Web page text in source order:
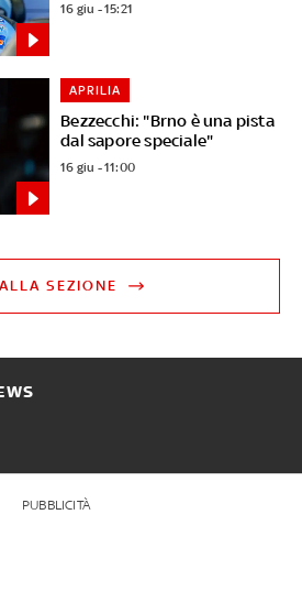
16 giu - 15:21
Bezzecchi: "Brno è una pista
dal sapore speciale"
APRILIA
16 giu - 11:00
SEZIONE
PUBBLICITÀ